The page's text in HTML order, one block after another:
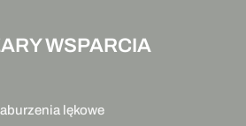
WSPARCIA
lękowe